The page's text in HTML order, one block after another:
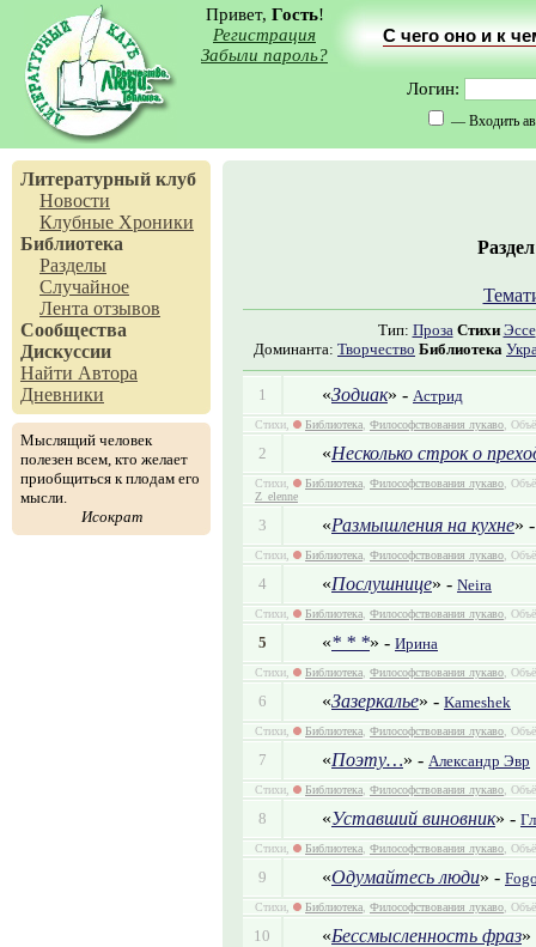
Привет, Гость!
Регистрация
Забыли пароль?
С чего оно и к
Логин:
— Входить
Литературный клуб
Новости
Клубные Хроники
Библиотека
Разделы
Случайное
Лента отзывов
Сообщества
Дискуссии
Найти Автора
Дневники
Мыслящий человек
полезен всем, кто желает
приобщиться к плодам его
мысли.
Исократ
Тип: Проза Стихи Эссе
Доминанта: Творчество Библиотека
1 «Зодиак» - Астрид
Стихи, Библиотека Философствования лукаво ,
2 «Несколько строк о
Стихи, Библиотека Философствования лукаво ,
Z_elenne
3 «Размышления на кухне»
Стихи, Библиотека Философствования лукаво ,
4 «Послушнице» - Neira
Стихи, Библиотека Философствования лукаво ,
5 «* * *» - Ирина
Стихи, Библиотека Философствования лукаво ,
6 «Зазеркалье» - Kameshek
Стихи, Библиотека Философствования лукаво ,
7 «Поэту…» - Александр Эвр
Стихи, Библиотека Философствования лукаво ,
8 «Уставший виновник» -
Стихи, Библиотека Философствования лукаво ,
9 «Одумайтесь люди» -
Стихи, Библиотека Философствования лукаво ,
10 «Бессмысленность фраз